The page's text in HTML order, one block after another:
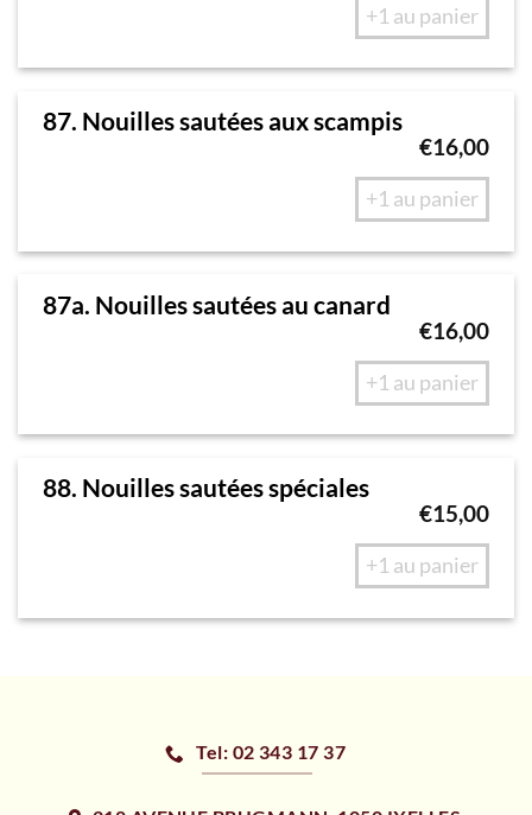
+1 au panier
87. Nouilles sautées aux scampis
€16,00
+1 au panier
87a. Nouilles sautées au canard
€16,00
+1 au panier
88. Nouilles sautées spéciales
€15,00
+1 au panier
Tel: 02 343 17 37